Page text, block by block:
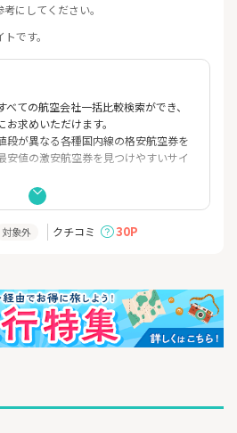
にしてください。
です。
ての航空会社一括比較検索ができ、
求めいただけます。
段が異なる各種国内線の格安航空券を
安値の激安航空券を見つけやすいサイ
の2%がポイントとして加算されます。
購入の際に使えたり、各航空会社のマ
ご利用いただけます。
対象外 クチコミ 30P